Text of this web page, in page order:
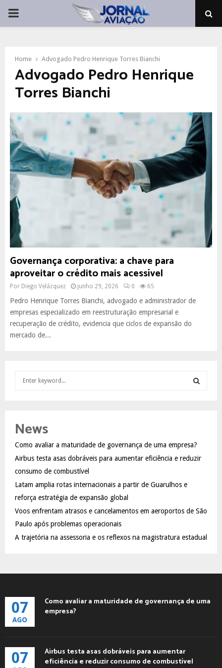
PRIMARY
Home Advogado Pedro Henrique Torres Bianchi
Advogado Pedro Henrique
Torres Bianchi
Governança corporativa: a chave para
aproveitar o crédito mais acessível
Por Diego Velázquez junho 29, 2026 0 65
Pedro Henrique Torres Bianchi, advogado e administrador de
empresas especializado em reestruturação empresarial e
recuperação de crédito, evidencia que ciclos de expansão do
mercado de...
h
o
r
:
R
News
Como avaliar a maturidade de governança de uma empresa?
Airbus testa asas dobráveis para aumentar eficiência e reduzir
consumo de combustível
Latam amplia rotas internacionais a partir de Guarulhos e
reforça estratégia de expansão global
Voos enfrentam atrasos e cancelamentos em aeroportos de São
Paulo após problemas operacionais
A trajetória na assessoria e os reflexos na magistratura estadual
07
AGO
Como avaliar a maturidade de governança de uma
empresa?
07
Airbus testa asas dobráveis para aumentar
eficiência e reduzir consumo de combustível